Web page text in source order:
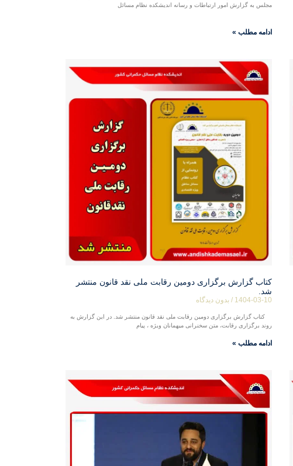
مجلس به گزارش امور ارتباطات و رسانه اندیشکده نظام مسائل
ادامه مطلب »
کتاب گزارش برگزاری دومین رقابت ملی نقد قانون منتشر
شد.
1404-03-10 بدون دیدگاه
کتاب گزارش برگزاری دومین رقابت ملی نقد قانون منتشر شد. در این گزارش به
روند برگزاری رقابت، متن سخنرانی میهمانان ویژه ، پیام
ادامه مطلب »